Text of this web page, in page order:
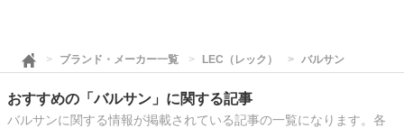
ブランド・メーカー一覧 LEC（レック） バルサン
おすすめの「バルサン」に関する記事
バルサンに関する情報が掲載されている記事の一覧になります。各